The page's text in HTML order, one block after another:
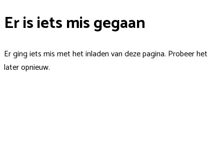
Er is iets mis gegaan
Er ging iets mis met het inladen van deze pagina. Probeer het
later opnieuw.